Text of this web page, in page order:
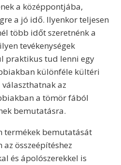
a középpontjába,
a jó idő. Ilyenkor teljesen
több időt szeretnénk a
tevékenységek
praktikus tud lenni egy
különféle kültéri
az
a tömör fából
bemutatásra.
termékek bemutatását
összeépítéshez
és ápolószerekkel is